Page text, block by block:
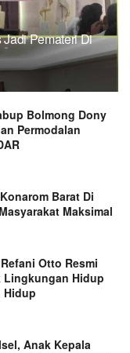
Pemateri Di
Bolmong Dony
Permodalan
Barat Di
Maksimal
Otto Resmi
Lingkungan Hidup
Hidup
Anak Kepala